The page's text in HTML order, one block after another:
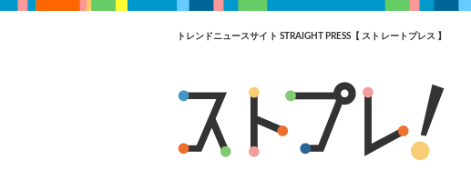
トレンドニュースサイト STRAIGHT PRESS【 ストレートプレス 】